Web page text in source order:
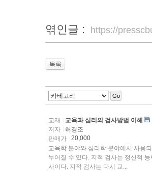
엮인글 : https://
목록
Go
교재
교육과 심리의 검사방법 이해
저자
허경조
판매가
20,000
교육학 분야와 심리학 분야에서 사용
누어질 수 있다. 지적 검사는 정신적
사이다. 지적 검사는 다시 교...